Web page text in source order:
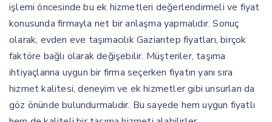
işlemi öncesinde bu ek hizmetleri değerlendirmeli ve fiyat
konusunda firmayla net bir anlaşma yapmalıdır. Sonuç
olarak, evden eve taşımacılık Gaziantep fiyatları, birçok
faktöre bağlı olarak değişebilir. Müşteriler, taşıma
ihtiyaçlarına uygun bir firma seçerken fiyatın yanı sıra
hizmet kalitesi, deneyim ve ek hizmetler gibi unsurları da
göz önünde bulundurmalıdır. Bu sayede hem uygun fiyatlı